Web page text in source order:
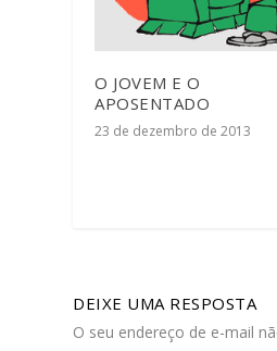
O JOVEM E O
APOSENTADO
23 de dezembro de 2013
DEIXE UMA RESPOSTA
O seu endereço de e-mail